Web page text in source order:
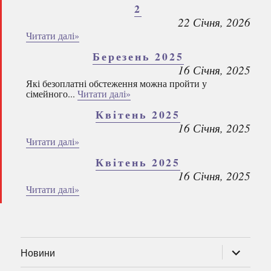
2
22 Січня, 2026
Читати далі»
Березень 2025
16 Січня, 2025
Які безоплатні обстеження можна пройти у
сімейного... Читати далі»
Квітень 2025
16 Січня, 2025
Читати далі»
Квітень 2025
16 Січня, 2025
Читати далі»
Новини
підменю